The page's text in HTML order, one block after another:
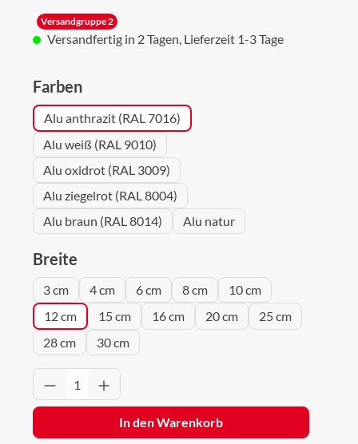
Versandgruppe 2
Versandfertig in 2 Tagen, Lieferzeit 1-3 Tage
Farbenauswählen
Alu anthrazit (RAL 7016)
Alu weiß (RAL 9010)
Alu oxidrot (RAL 3009)
Alu ziegelrot (RAL 8004)
Alu braun (RAL 8014)
Alu natur
Breite
3 cm 4 cm 6 cm 8 cm
10 cm
12 cm
15 cm 16 cm 20 cm
25 cm
28 cm
30 cm
Produkt Anzahl: Gib den gewünschten
In den Warenkorb